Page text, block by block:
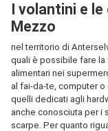
I volantini e
Mezzo
nel territorio di
quali è possibile fare
alimentari nei
al fai-da-te, computer
quelli dedicati agli
anche conosciuta per i
scarpe. Per quanto